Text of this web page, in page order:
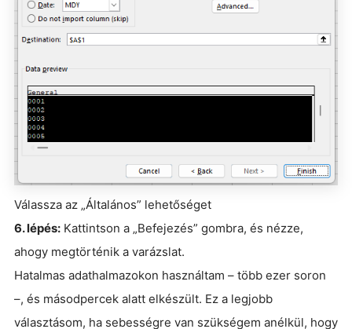
Válassza az „Általános” lehetőséget
6. lépés: Kattintson a „Befejezés” gombra, és nézze,
ahogy megtörténik a varázslat.
Hatalmas adathalmazokon használtam – több ezer soron
–, és másodpercek alatt elkészült. Ez a legjobb
választásom, ha sebességre van szükségem anélkül, hogy